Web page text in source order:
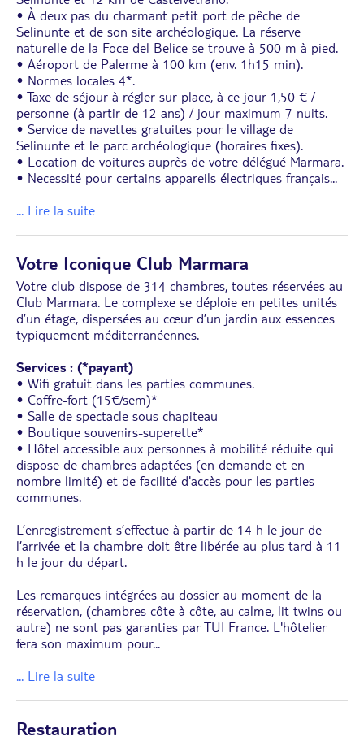
• À deux pas du charmant petit port de pêche de
Selinunte et de son site archéologique. La réserve
naturelle de la Foce del Belice se trouve à 500 m à pied.
• Aéroport de Palerme à 100 km (env. 1h15 min).
• Normes locales 4*.
• Taxe de séjour à régler sur place, à ce jour 1,50 € /
personne (à partir de 12 ans) / jour maximum 7 nuits.
• Service de navettes gratuites pour le village de
Selinunte et le parc archéologique (horaires fixes).
• Location de voitures auprès de votre délégué Marmara.
• Necessité pour certains appareils électriques français...
... Lire la suite
Votre Iconique Club Marmara
Votre club dispose de 314 chambres, toutes réservées au
Club Marmara. Le complexe se déploie en petites unités
d’un étage, dispersées au cœur d’un jardin aux essences
typiquement méditerranéennes.
Services : (*payant)
• Wifi gratuit dans les parties communes.
• Coffre-fort (15€/sem)*
• Salle de spectacle sous chapiteau
• Boutique souvenirs-superette*
• Hôtel accessible aux personnes à mobilité réduite qui
dispose de chambres adaptées (en demande et en
nombre limité) et de facilité d'accès pour les parties
communes.
L’enregistrement s’effectue à partir de 14 h le jour de
l’arrivée et la chambre doit être libérée au plus tard à 11
h le jour du départ.
Les remarques intégrées au dossier au moment de la
réservation, (chambres côte à côte, au calme, lit twins ou
autre) ne sont pas garanties par TUI France. L'hôtelier
fera son maximum pour...
... Lire la suite
Restauration